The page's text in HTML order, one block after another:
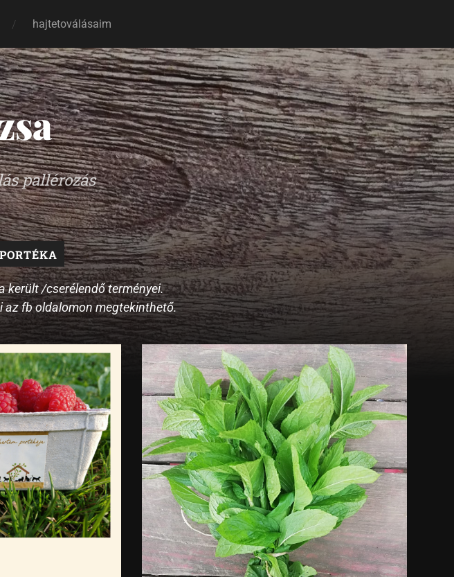
hajtetoválásaim
pallérozás
PORTÉKA
került /cserélendő terményei.
az fb oldalomon megtekinthető.